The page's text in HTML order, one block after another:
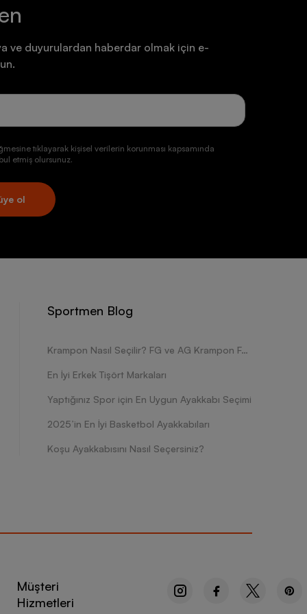
ve duyurulardan haberdar olmak için e-
tıklayarak kişisel verilerin korunması kapsamında
etmiş olursunuz.
ol
Sportmen Blog
Krampon Nasıl Seçilir? FG ve AG Krampon Farkları Nelerdir?
En İyi Erkek Tişört Markaları
Yaptığınız Spor için En Uygun Ayakkabı Seçimi
2025’in En İyi Basketbol Ayakkabıları
Koşu Ayakkabısını Nasıl Seçersiniz?
Müşteri
Hizmetleri